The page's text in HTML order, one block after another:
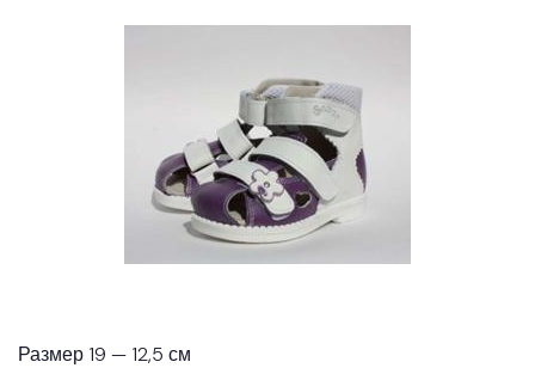
Размер 19 — 12,5 см